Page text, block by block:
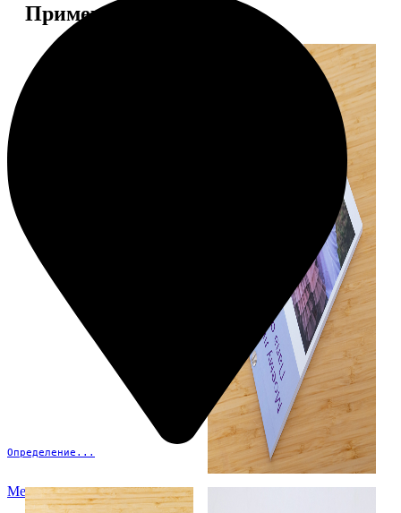
Определение...
Меню
Примеры работ